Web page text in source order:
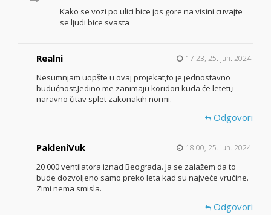
Kako se vozi po ulici bice jos gore na visini cuvajte
se ljudi bice svasta
Realni 17:23, 25. jun. 2024.
Nesumnjam uopšte u ovaj projekat,to je jednostavno
budućnost.Jedino me zanimaju koridori kuda će leteti,i
naravno čitav splet zakonakih normi.
Odgovori
PakleniVuk 18:00, 25. jun. 2024.
20 000 ventilatora iznad Beograda. Ja se zalažem da to
bude dozvoljeno samo preko leta kad su najveće vrućine.
Zimi nema smisla.
Odgovori